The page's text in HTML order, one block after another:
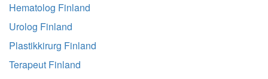
Hematolog Finland
Urolog Finland
Plastikkirurg Finland
Terapeut Finland